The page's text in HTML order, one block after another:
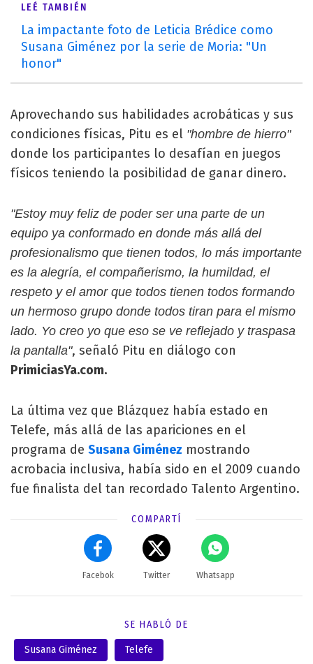
LEÉ TAMBIÉN
La impactante foto de Leticia Brédice como
Susana Giménez por la serie de Moria: "Un
honor"
Aprovechando sus habilidades acrobáticas y sus
condiciones físicas, Pitu es el "hombre de hierro"
donde los participantes lo desafían en juegos
físicos teniendo la posibilidad de ganar dinero.
"Estoy muy feliz de poder ser una parte de un
equipo ya conformado en donde más allá del
profesionalismo que tienen todos, lo más importante
es la alegría, el compañerismo, la humildad, el
respeto y el amor que todos tienen todos formando
un hermoso grupo donde todos tiran para el mismo
lado. Yo creo yo que eso se ve reflejado y traspasa
la pantalla", señaló Pitu en diálogo con
PrimiciasYa.com.
La última vez que Blázquez había estado en
Telefe, más allá de las apariciones en el
programa de Susana Giménez mostrando
acrobacia inclusiva, había sido en el 2009 cuando
fue finalista del tan recordado Talento Argentino.
COMPARTÍ
Facebok Twitter Whatsapp
SE HABLÓ DE
Susana Giménez Telefe